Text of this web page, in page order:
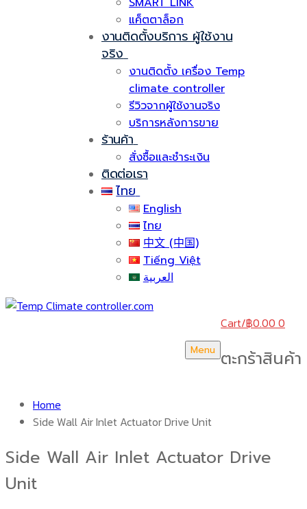
แค็ตตาล็อก
งานติดตั้งบริการ ผู้ใช้งาน
จริง
งานติดตั้ง เครื่อง Temp
climate controller
รีวิวจากผู้ใช้งานจริง
บริการหลังการขาย
ร้านค้า
สั่งซื้อและชำระเงิน
ติดต่อเรา
ไทย
English
ไทย
中文 (中国)
Tiếng Việt
العربية
Menu
Cart/฿0.00 0
ตะกร้าสินค้า
Home
Side Wall Air Inlet Actuator Drive Unit
Side Wall Air Inlet Actuator Drive
Unit